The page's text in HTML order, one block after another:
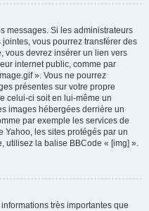
messages. Si les administrateurs
vous pourrez transférer des
vous devrez insérer un lien vers
internet public, comme par
». Vous ne pourrez
présentes sur votre propre
celui-ci soit en lui-même un
images hébergées derrière un
par exemple les services de
Yahoo, les sites protégés par un
utilisez la balise BBCode « [img] ».
très importantes que